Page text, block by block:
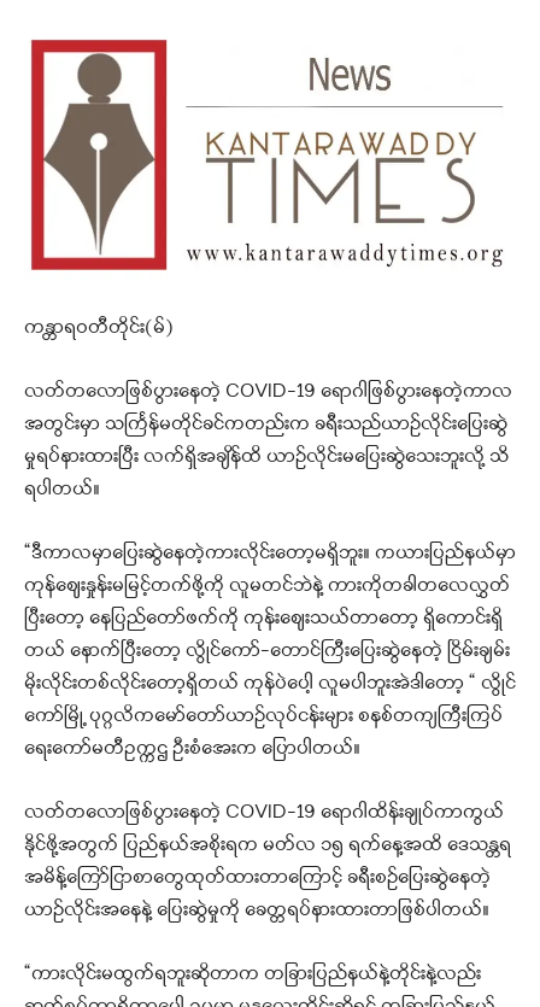
ကန္တာရဝတီတိုင်း(မ်)
လတ်တလောဖြစ်ပွားနေတဲ့ COVID-19 ရောဂါဖြစ်ပွားနေတဲ့ကာလ
အတွင်းမှာ သင်္ကြန်မတိုင်ခင်ကတည်းက ခရီးသည်ယာဉ်လိုင်းပြေးဆွဲ
မှုရပ်နားထားပြီး လက်ရှိအချိန်ထိ ယာဉ်လိုင်းမပြေးဆွဲသေးဘူးလို့ သိ
ရပါတယ်။
“ဒီကာလမှာပြေးဆွဲနေတဲ့ကားလိုင်းတော့မရှိဘူး။ ကယားပြည်နယ်မှာ
ကုန်ဈေးနှုန်းမမြင့်တက်ဖို့ကို လူမတင်ဘဲနဲ့ ကားကိုတခါတလေလွှတ်
ပြီးတော့ နေပြည်တော်ဖက်ကို ကုန်းဈေးသယ်တာတော့ ရှိကောင်းရှိ
တယ် နောက်ပြီးတော့ လွိုင်ကော်-တောင်ကြီးပြေးဆွဲနေတဲ့ ငြိမ်းချမ်း
မိုးလိုင်းတစ်လိုင်းတော့ရှိတယ် ကုန်ပဲပေါ့ လူမပါဘူးအဲဒါတော့ “ လွိုင်
ကော်မြို့ ပုဂ္ဂလိကမော်တော်ယာဉ်လုပ်ငန်းများ စနစ်တကျကြီးကြပ်
ရေးကော်မတီဥက္ကဌ ဦးစံအေးက ပြောပါတယ်။
လတ်တလောဖြစ်ပွားနေတဲ့ COVID-19 ရောဂါထိန်းချုပ်ကာကွယ်
နိုင်ဖို့အတွက် ပြည်နယ်အစိုးရက မတ်လ ၁၅ ရက်နေ့အထိ ဒေသန္တရ
အမိန့်ကြော်ငြာစာတွေထုတ်ထားတာကြောင့် ခရီးစဉ်ပြေးဆွဲနေတဲ့
ယာဉ်လိုင်းအနေနဲ့ ပြေးဆွဲမှုကို ခေတ္တရပ်နားထားတာဖြစ်ပါတယ်။
“ကားလိုင်းမထွက်ရဘူးဆိုတာက တခြားပြည်နယ်နဲ့တိုင်းနဲ့လည်း